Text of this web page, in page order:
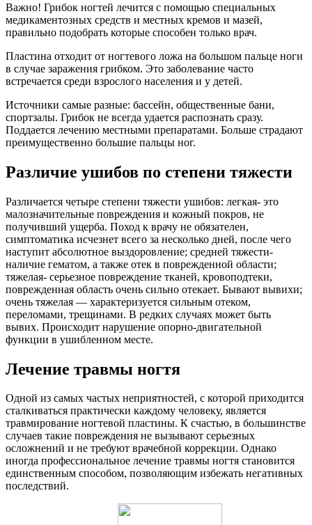
Важно! Грибок ногтей лечится с помощью специальных
медикаментозных средств и местных кремов и мазей,
правильно подобрать которые способен только врач.
Пластина отходит от ногтевого ложа на большом пальце ноги
в случае заражения грибком. Это заболевание часто
встречается среди взрослого населения и у детей.
Источники самые разные: бассейн, общественные бани,
спортзалы. Грибок не всегда удается распознать сразу.
Поддается лечению местными препаратами. Больше страдают
преимущественно большие пальцы ног.
Различие ушибов по степени тяжести
Различается четыре степени тяжести ушибов: легкая- это
малозначительные повреждения и кожный покров, не
получивший ущерба. Поход к врачу не обязателен,
симптоматика исчезнет всего за несколько дней, после чего
наступит абсолютное выздоровление; средней тяжести-
наличие гематом, а также отек в поврежденной области;
тяжелая- серьезное повреждение тканей, кровоподтеки,
поврежденная область очень сильно отекает. Бывают вывихи;
очень тяжелая — характеризуется сильным отеком,
переломами, трещинами. В редких случаях может быть
вывих. Происходит нарушение опорно-двигательной
функции в ушибленном месте.
Лечение травмы ногтя
Одной из самых частых неприятностей, с которой приходится
сталкиваться практически каждому человеку, является
травмирование ногтевой пластины. К счастью, в большинстве
случаев такие повреждения не вызывают серьезных
осложнений и не требуют врачебной коррекции. Однако
иногда профессиональное лечение травмы ногтя становится
единственным способом, позволяющим избежать негативных
последствий.